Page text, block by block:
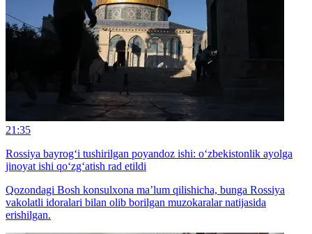
21:35
Rossiya bayrog‘i tushirilgan poyandoz ishi: o‘zbekistonlik ayolga
jinoyat ishi qo‘zg‘atish rad etildi
Qozondagi Bosh konsulxona ma’lum qilishicha, bunga Rossiya
vakolatli idoralari bilan olib borilgan muzokaralar natijasida
erishilgan.